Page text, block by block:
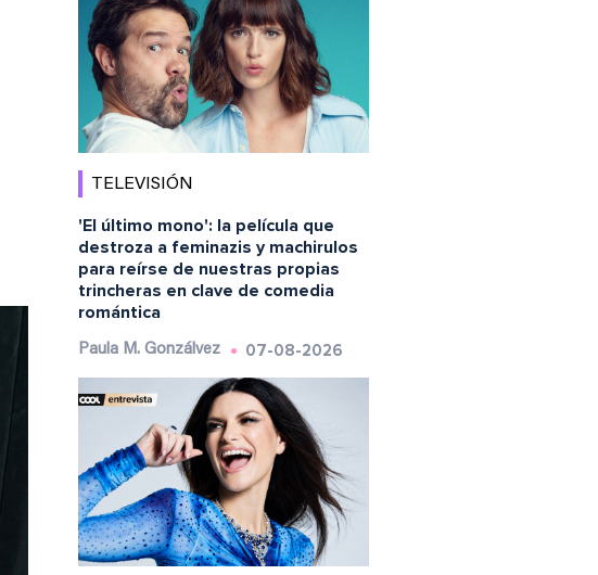
TELEVISIÓN
'El último mono': la película que
destroza a feminazis y machirulos
para reírse de nuestras propias
trincheras en clave de comedia
romántica
Paula M. Gonzálvez 07-08-2026